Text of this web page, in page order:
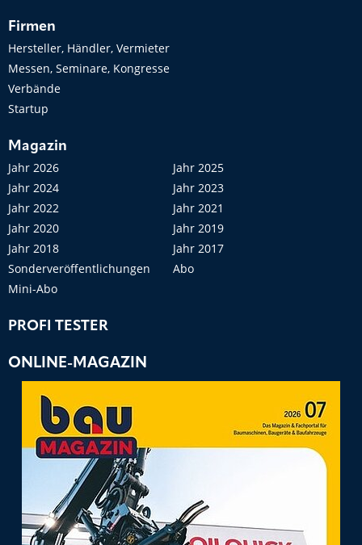
Firmen
Hersteller, Händler, Vermieter
Messen, Seminare, Kongresse
Verbände
Startup
Magazin
Jahr 2026
Jahr 2025
Jahr 2024
Jahr 2023
Jahr 2022
Jahr 2021
Jahr 2020
Jahr 2019
Jahr 2018
Jahr 2017
Sonderveröffentlichungen
Abo
Mini-Abo
PROFI TESTER
ONLINE-MAGAZIN